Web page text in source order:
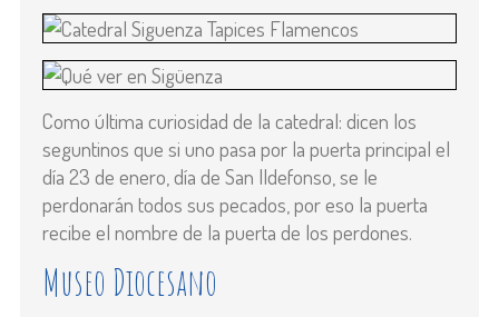
Como última curiosidad de la catedral: dicen los
seguntinos que si uno pasa por la puerta principal el
día 23 de enero, día de San Ildefonso, se le
perdonarán todos sus pecados, por eso la puerta
recibe el nombre de la puerta de los perdones.
Museo Diocesano